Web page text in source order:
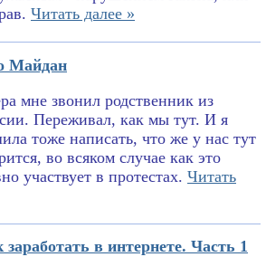
Читать далее »
Майдан
мне звонил родственник из
Переживал, как мы тут. И я
тоже написать, что же у нас тут
во всяком случае как это
участвует в протестах. Читать
заработать в интернете. Часть 1